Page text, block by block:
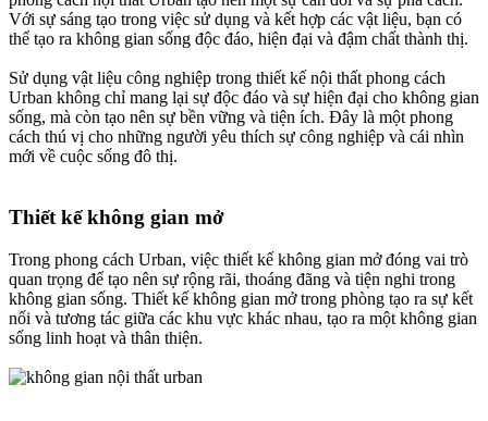
Với sự sáng tạo trong việc sử dụng và kết hợp các vật liệu, bạn có
thể tạo ra không gian sống độc đáo, hiện đại và đậm chất thành thị.
Sử dụng vật liệu công nghiệp trong thiết kế nội thất phong cách
Urban không chỉ mang lại sự độc đáo và sự hiện đại cho không gian
sống, mà còn tạo nên sự bền vững và tiện ích. Đây là một phong
cách thú vị cho những người yêu thích sự công nghiệp và cái nhìn
mới về cuộc sống đô thị.
Thiết kế không gian mở​
Trong phong cách Urban, việc thiết kế không gian mở đóng vai trò
quan trọng để tạo nên sự rộng rãi, thoáng đãng và tiện nghi trong
không gian sống. Thiết kế không gian mở trong phòng tạo ra sự kết
nối và tương tác giữa các khu vực khác nhau, tạo ra một không gian
sống linh hoạt và thân thiện.